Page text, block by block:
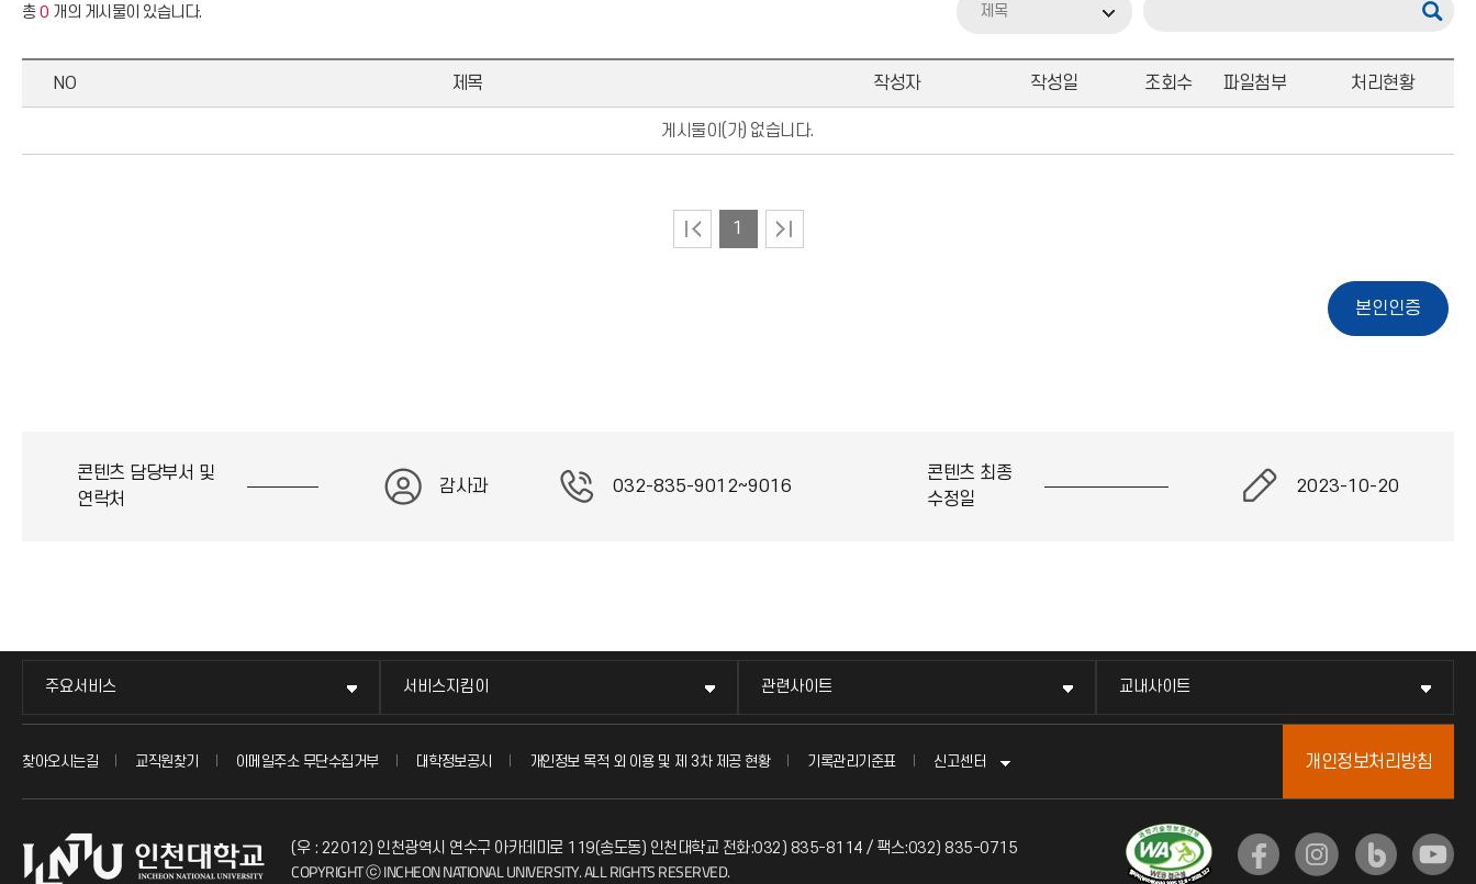
총0 개의 게시물이 있습니다. 제목
NO 제목 작성자 작성일 조회수 파일첨부 처리현황
게시물이(가) 없습니다.
1
콘텐츠 담당부서 및
연락처
감사과 032-835-9012~9016
콘텐츠 최종
수정일
2023-10-20
주요서비스 서비스지킴이 관련사이트 교내사이트
찾아오시는길 교직원찾기 이메일주소 무단수집거부 대학정보공시 개인정보 목적 외 이용 및 제 3차 제공 현황 기록관리기준표 신고센터 개인정보처리방침
(우 : 22012) 인천광역시 연수구 아카데미로 119(송도동) 인천대학교 전화:032) 835-8114 / 팩스:032) 835-0715
COPYRIGHT ⓒ INCHEON NATIONAL UNIVERSITY. ALL RIGHTS RESERVED.